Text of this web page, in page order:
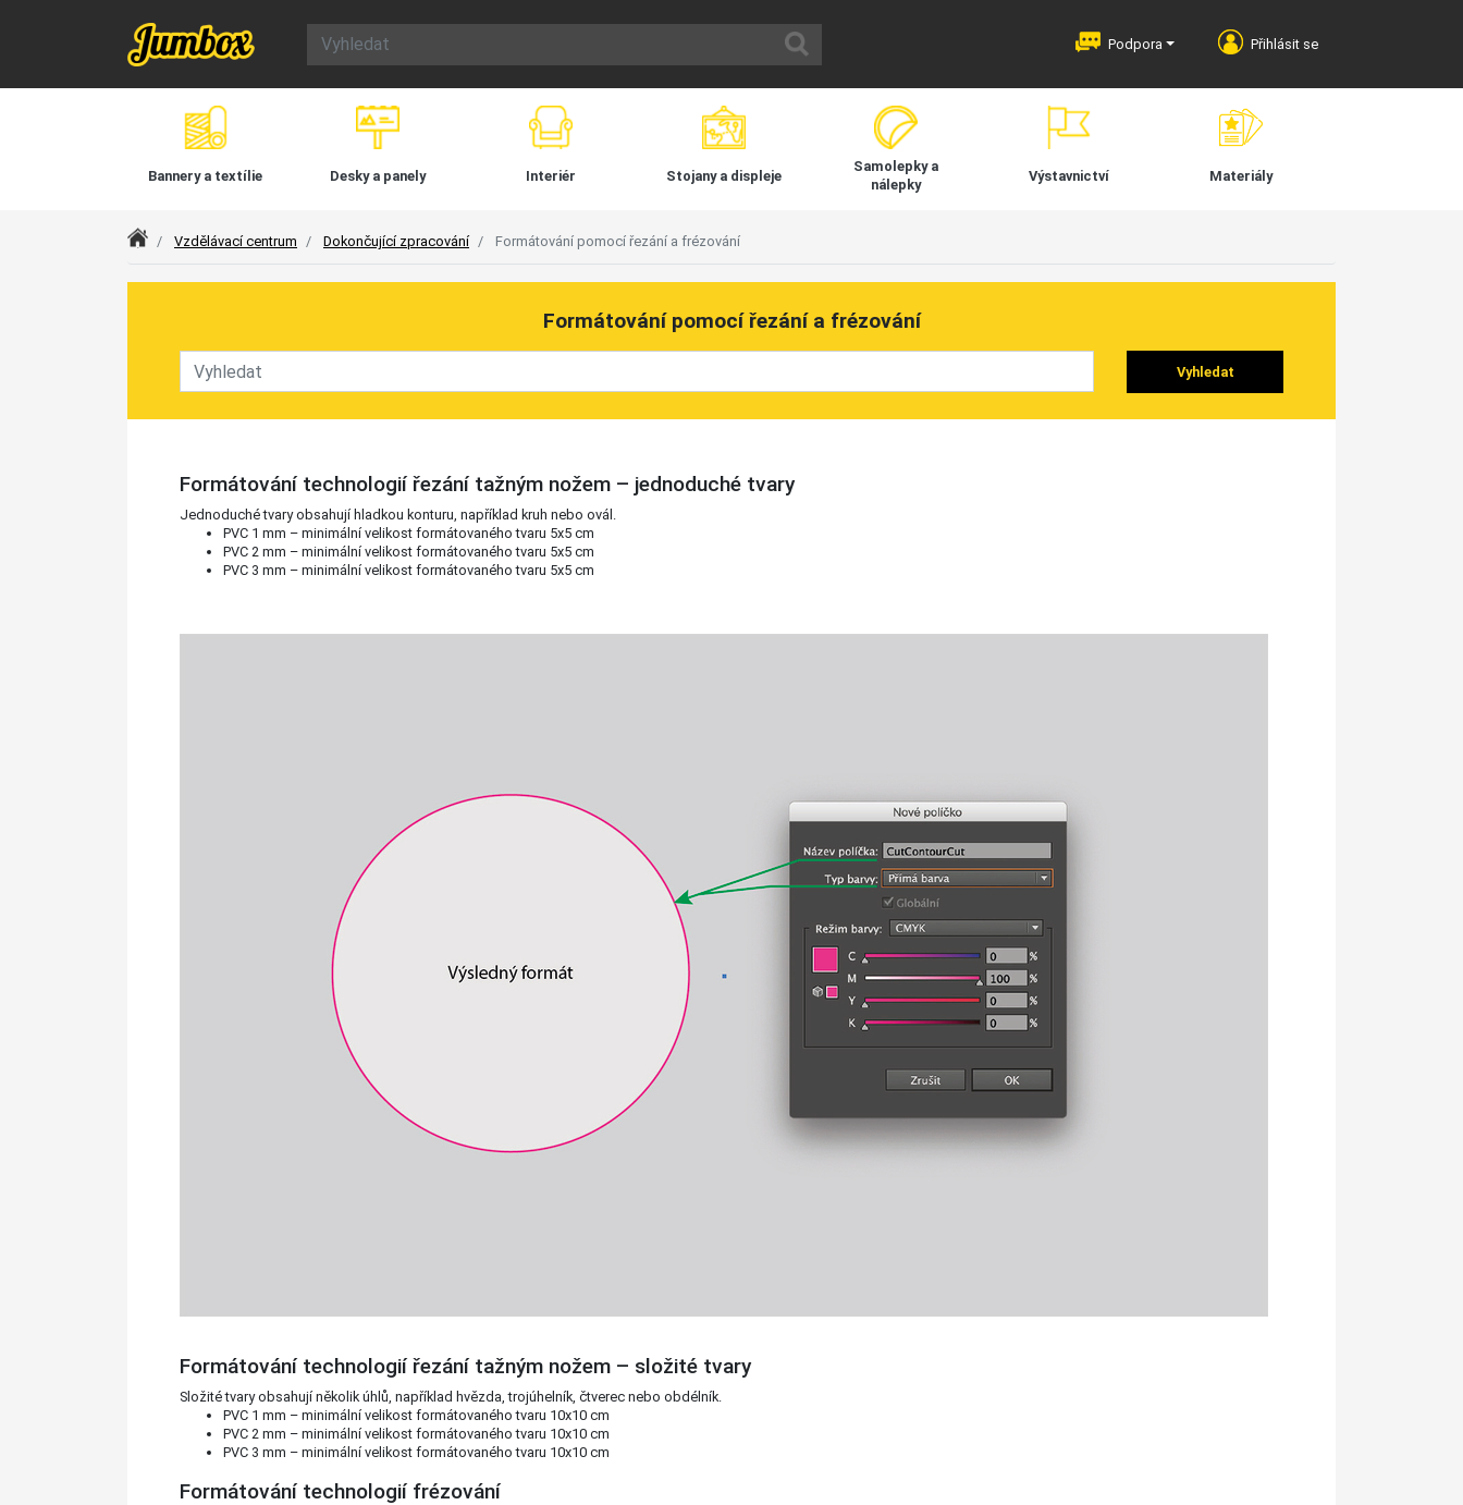
Podpora Přihlásit se
Bannery a textílie Desky a panely Interiér Stojany a displeje
Samolepky a
nálepky
Výstavnictví Materiály
Index Vzdělávací centrum Dokončující zpracování Formátování pomocí řezání a frézování
Formátování pomocí řezání a frézování
Vyhledat
Formátování technologií řezání tažným nožem – jednoduché tvary
Jednoduché tvary obsahují hladkou konturu, například kruh nebo ovál.
PVC 1 mm – minimální velikost formátovaného tvaru 5x5 cm
PVC 2 mm – minimální velikost formátovaného tvaru 5x5 cm
PVC 3 mm – minimální velikost formátovaného tvaru 5x5 cm
Formátování technologií řezání tažným nožem – složité tvary
Složité tvary obsahují několik úhlů, například hvězda, trojúhelník, čtverec nebo obdélník.
PVC 1 mm – minimální velikost formátovaného tvaru 10x10 cm
PVC 2 mm – minimální velikost formátovaného tvaru 10x10 cm
PVC 3 mm – minimální velikost formátovaného tvaru 10x10 cm
Formátování technologií frézování